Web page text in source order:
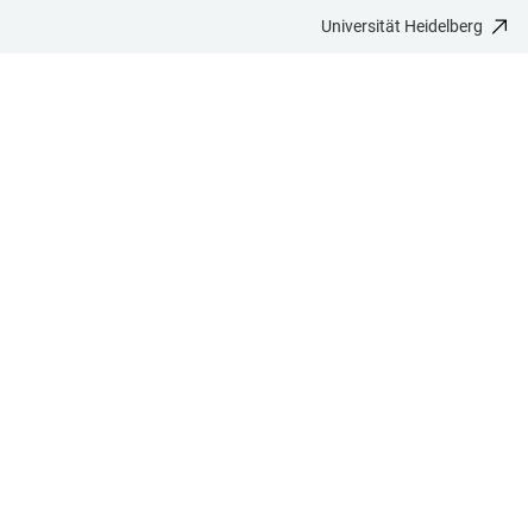
Universität Heidelberg